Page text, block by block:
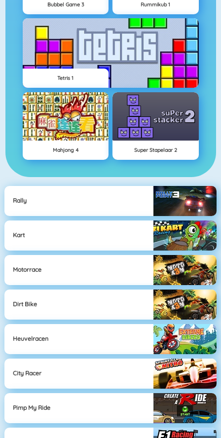
Bubbel Game 3 Rummikub 1
Tetris 1
Mahjong 4 Super Stapelaar 2
Rally
Kart
Motorrace
Dirt Bike
Heuvelracen
City Racer
Pimp My Ride